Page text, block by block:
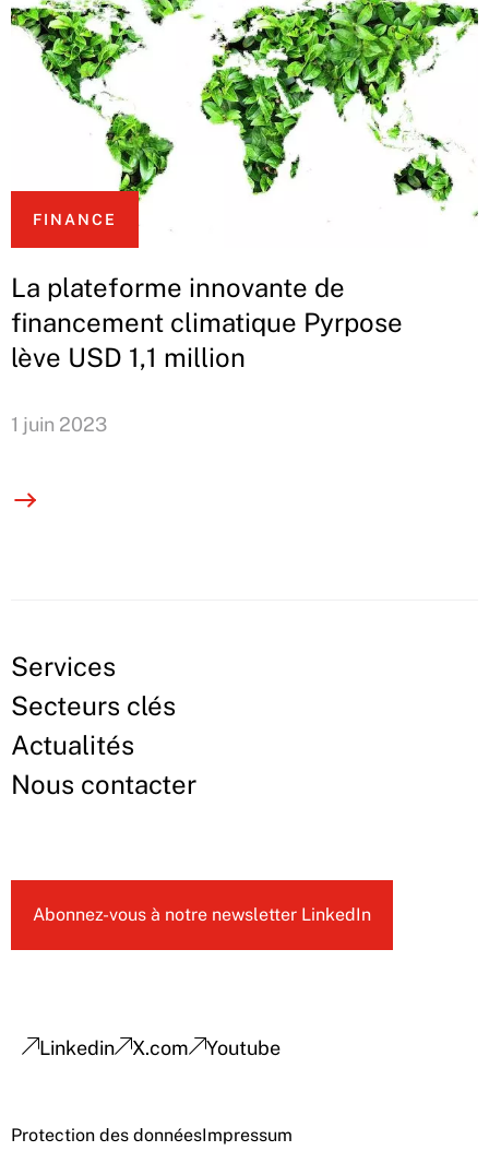
FINANCE
La plateforme innovante de
financement climatique Pyrpose
lève USD 1,1 million
1 juin 2023
Services
Secteurs clés
Actualités
Nous contacter
Abonnez-vous à notre newsletter LinkedIn
Linkedin X.com Youtube
Protection des donnéesImpressum